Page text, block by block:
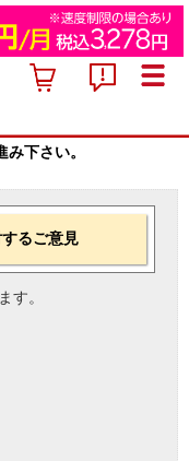
下さい。
るご意見
す。